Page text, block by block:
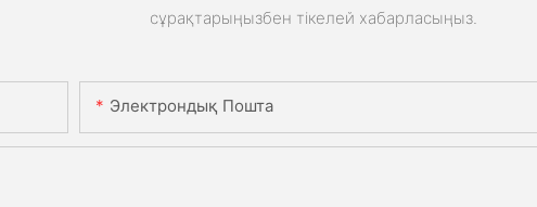
сұрақтарыңызбен тікелей хабарласыңыз.
Электрондық Пошта